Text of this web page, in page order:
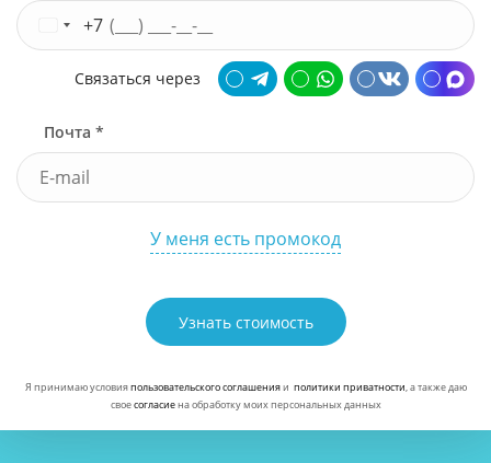
+7
Связаться через
Почта *
У меня есть промокод
Узнать стоимость
Я принимаю условияпользовательского соглашенияи политики приватности, а также даю
своесогласиена обработку моих персональных данных